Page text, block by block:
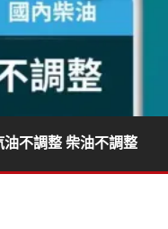
不調整 柴油不調整